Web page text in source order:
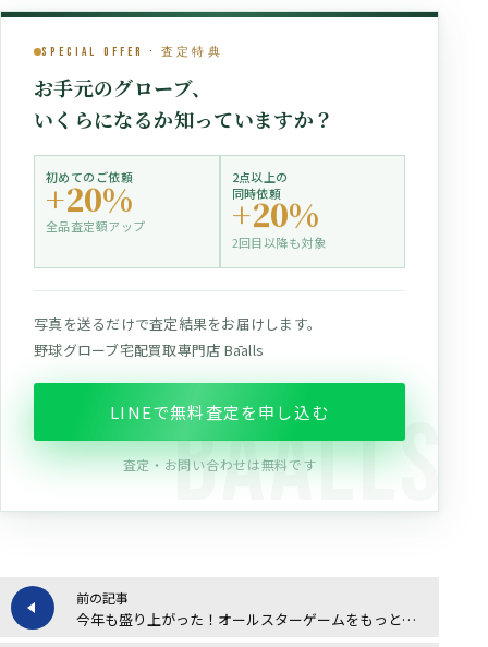
Special Offer · 査定特典
お手元のグローブ、
いくらになるか知っていますか？
初めてのご依頼
+20%
全品査定額アップ
2点以上の
同時依頼
+20%
2回目以降も対象
写真を送るだけで査定結果をお届けします。
野球グローブ宅配買取専門店 Bāalls
LINEで無料査定を申し込む
査定・お問い合わせは無料です
前の記事
今年も盛り上がった！オールスターゲームをもっと楽しむための基礎知識